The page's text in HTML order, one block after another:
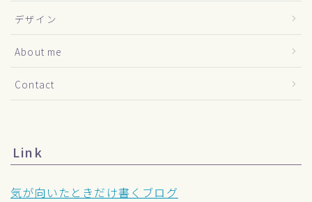
デザイン
About me
Contact
Link
気が向いたときだけ書くブログ